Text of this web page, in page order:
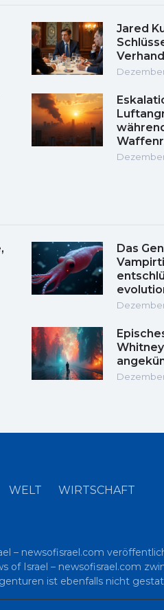
Jared
Dezember
Dezember
Das
Dezember
Dezember
WELT
WIRTSCHAFT
– newsofisrael.com
of Israel – newsofisrael.com
ist ebenfalls nicht